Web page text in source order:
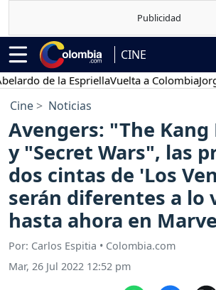
CINE
de la EspriellaVuelta a ColombiaJorge
Cine Noticias
Avengers: "The
y "Secret Wars", las
dos cintas de 'Los
serán diferentes a lo
hasta ahora en
Por: Carlos Espitia • Colombia.com
Mar, 26 Jul 2022 12:52 pm